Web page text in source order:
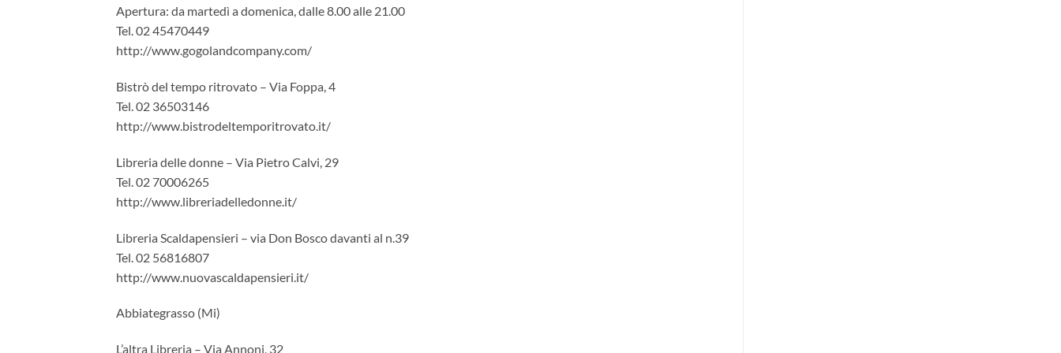
Apertura: da martedì a domenica, dalle 8.00 alle 21.00
Tel. 02 45470449
http://www.gogolandcompany.com/
Bistrò del tempo ritrovato – Via Foppa, 4
Tel. 02 36503146
http://www.bistrodeltemporitrovato.it/
Libreria delle donne – Via Pietro Calvi, 29
Tel. 02 70006265
http://www.libreriadelledonne.it/
Libreria Scaldapensieri – via Don Bosco davanti al n.39
Tel. 02 56816807
http://www.nuovascaldapensieri.it/
Abbiategrasso (Mi)
L’altra Libreria – Via Annoni, 32